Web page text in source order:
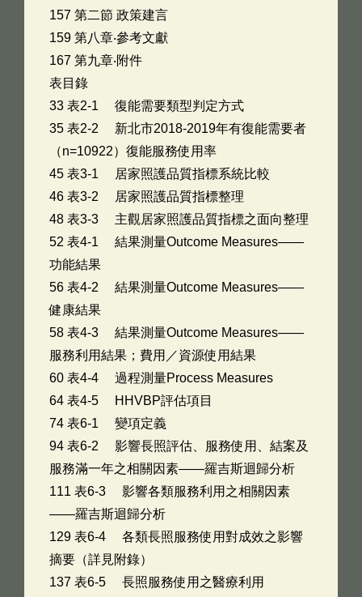
157 第二節 政策建言
159 第八章‧參考文獻
167 第九章‧附件
表目錄
33 表2-1 復能需要類型判定方式
35 表2-2 新北市2018-2019年有復能需要者
（n=10922）復能服務使用率
45 表3-1 居家照護品質指標系統比較
46 表3-2 居家照護品質指標整理
48 表3-3 主觀居家照護品質指標之面向整理
52 表4-1 結果測量Outcome Measures――
功能結果
56 表4-2 結果測量Outcome Measures――
健康結果
58 表4-3 結果測量Outcome Measures――
服務利用結果；費用／資源使用結果
60 表4-4 過程測量Process Measures
64 表4-5 HHVBP評估項目
74 表6-1 變項定義
94 表6-2 影響長照評估、服務使用、結案及
服務滿一年之相關因素――羅吉斯迴歸分析
111 表6-3 影響各類服務利用之相關因素
――羅吉斯迴歸分析
129 表6-4 各類長照服務使用對成效之影響
摘要（詳見附錄）
137 表6-5 長照服務使用之醫療利用